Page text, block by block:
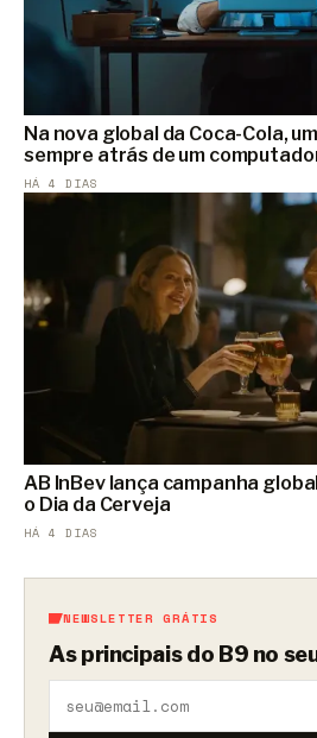
Na nova global da Coca-Cola,
sempre atrás de um
HÁ 4 DIAS
AB InBev lança campanha
o Dia da Cerveja
HÁ 4 DIAS
NEWSLETTER GRÁTIS
As principais do B9 no